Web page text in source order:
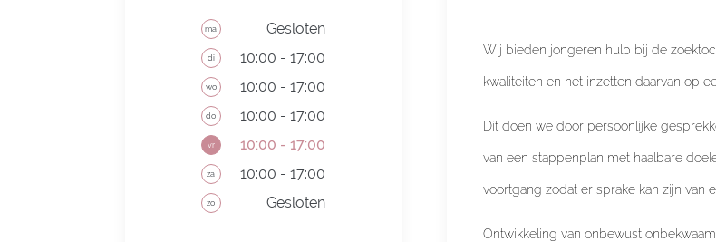
ma Gesloten
di 10:00 - 17:00
wo 10:00 - 17:00
do 10:00 - 17:00
vr 10:00 - 17:00
za 10:00 - 17:00
zo Gesloten
Wij bieden jongeren hulp bij de
kwaliteiten en het inzetten daarvan op
Dit doen we door persoonlijke
van een stappenplan met haalbare
voortgang zodat er sprake kan zijn van
Ontwikkeling van onbewust